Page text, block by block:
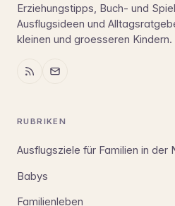
Erziehungstipps, Buch- und
Ausflugsideen und
kleinen und groesseren Kindern.
RUBRIKEN
Ausflugsziele für Familien in der
Babys
Familienleben